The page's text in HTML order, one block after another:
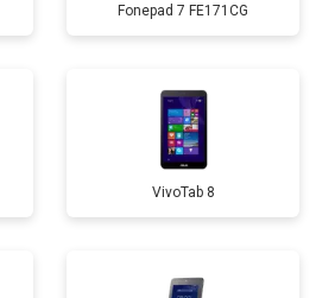
Fonepad 7 FE171CG
VivoTab 8